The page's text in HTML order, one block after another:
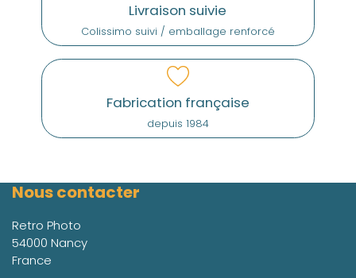
Livraison suivie
Colissimo suivi / emballage renforcé
Fabrication française
depuis 1984
Nous contacter
Retro Photo
54000 Nancy
France